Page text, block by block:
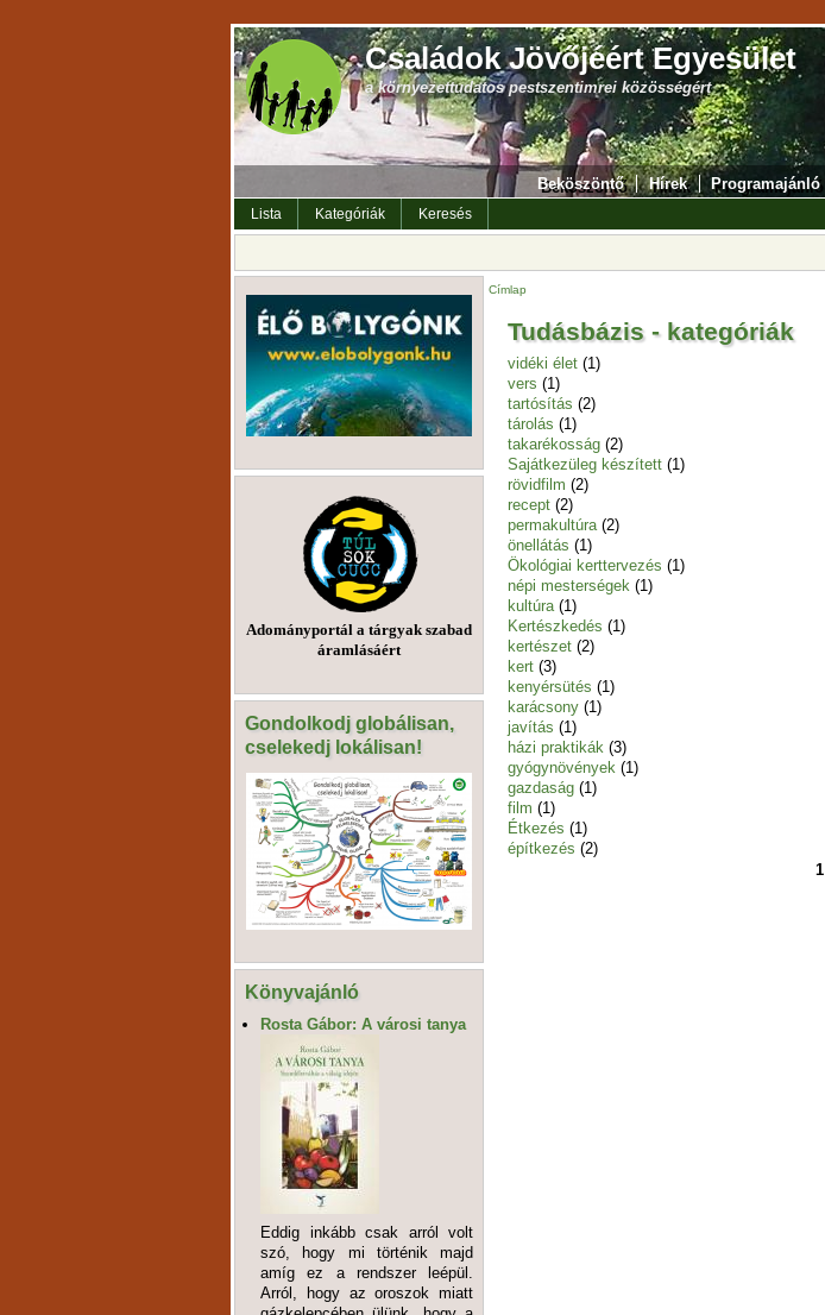
Családok Jövőjéért Egyesület
a környezettudatos pestszentimrei közösségért
Beköszöntő Hírek Programajánló
Lista Kategóriák Keresés
Adományportál a tárgyak szabad
áramlásáért
Gondolkodj globálisan,
cselekedj lokálisan!
Könyvajánló
Rosta Gábor: A városi tanya
Eddig inkább csak arról volt
szó, hogy mi történik majd
amíg ez a rendszer leépül.
Arról, hogy az oroszok miatt
Címlap
Tudásbázis - kategóriák
vidéki élet (1)
vers (1)
tartósítás (2)
tárolás (1)
takarékosság (2)
Sajátkezüleg készített (1)
rövidfilm (2)
recept (2)
permakultúra(2)
önellátás (1)
Ökológiai kerttervezés (1)
népi mesterségek (1)
kultúra(1)
Kertészkedés (1)
kertészet (2)
kert (3)
kenyérsütés (1)
karácsony (1)
javítás (1)
házi praktikák (3)
gyógynövények (1)
gazdaság (1)
film (1)
Étkezés (1)
építkezés (2)
1